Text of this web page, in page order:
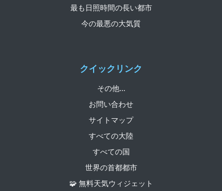
クイックリンク
その他...
お問い合わせ
サイトマップ
すべての大陸
すべての国
世界の首都都市
🧩 無料天気ウィジェット
最も日照時間の長い都市
今の最悪の大気質